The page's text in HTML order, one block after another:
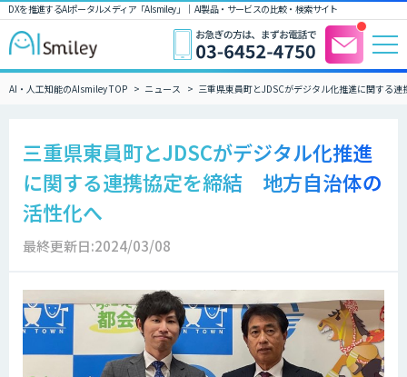
DXを推進するAIポータルメディア「AIsmiley」｜ AI製品・サービスの比較・検索サイト
AI・人工知能のAIsmiley TOP ニュース 三重県東員町とJDSCがデジタル化推進に関する
三重県東員町とJDSCがデジタル化推進
に関する連携協定を締結 地方自治体の
活性化へ
最終更新日:2024/03/08